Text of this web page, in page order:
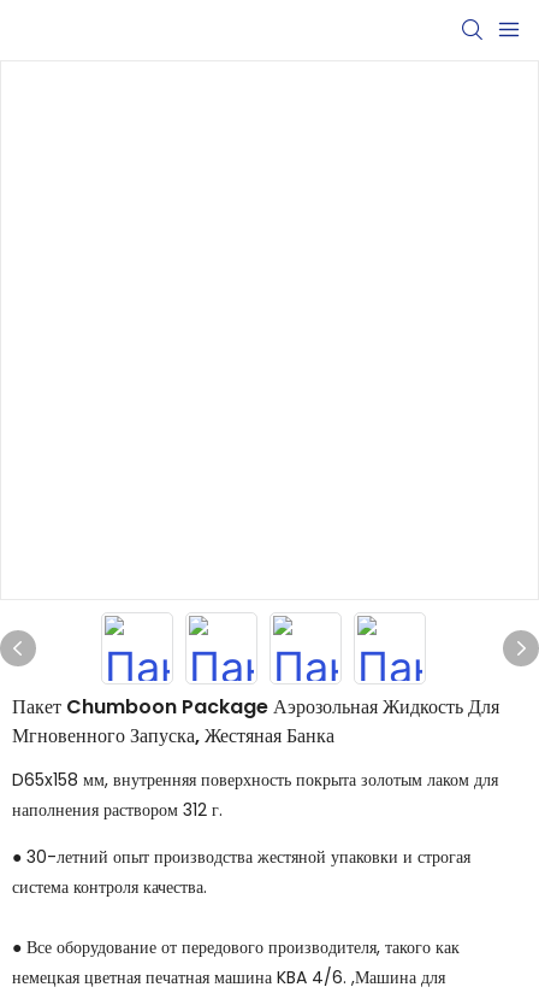
Пакет Chumboon Package Аэрозольная Жидкость Для
Мгновенного Запуска, Жестяная Банка
D65x158 мм, внутренняя поверхность покрыта золотым лаком для
наполнения раствором 312 г.
● 30-летний опыт производства жестяной упаковки и строгая
система контроля качества.
● Все оборудование от передового производителя, такого как
немецкая цветная печатная машина KBA 4/6. ,Машина для